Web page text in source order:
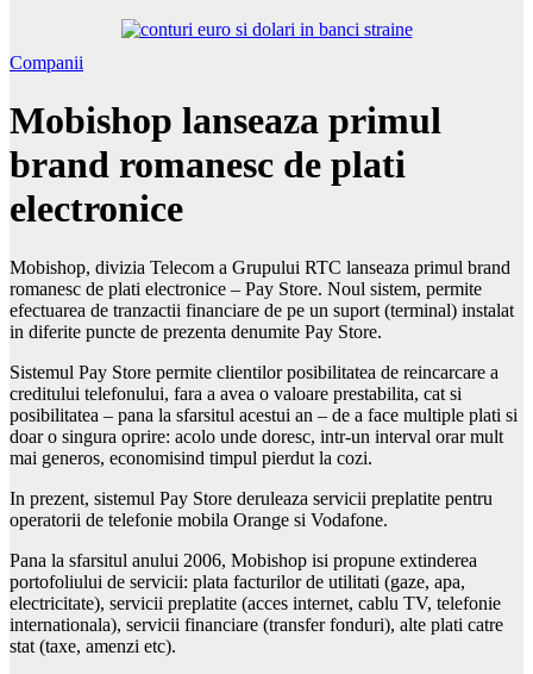
Companii
Mobishop lanseaza primul
brand romanesc de plati
electronice
Mobishop, divizia Telecom a Grupului RTC lanseaza primul brand
romanesc de plati electronice – Pay Store. Noul sistem, permite
efectuarea de tranzactii financiare de pe un suport (terminal) instalat
in diferite puncte de prezenta denumite Pay Store.
Sistemul Pay Store permite clientilor posibilitatea de reincarcare a
creditului telefonului, fara a avea o valoare prestabilita, cat si
posibilitatea – pana la sfarsitul acestui an – de a face multiple plati si
doar o singura oprire: acolo unde doresc, intr-un interval orar mult
mai generos, economisind timpul pierdut la cozi.
In prezent, sistemul Pay Store deruleaza servicii preplatite pentru
operatorii de telefonie mobila Orange si Vodafone.
Pana la sfarsitul anului 2006, Mobishop isi propune extinderea
portofoliului de servicii: plata facturilor de utilitati (gaze, apa,
electricitate), servicii preplatite (acces internet, cablu TV, telefonie
internationala), servicii financiare (transfer fonduri), alte plati catre
stat (taxe, amenzi etc).